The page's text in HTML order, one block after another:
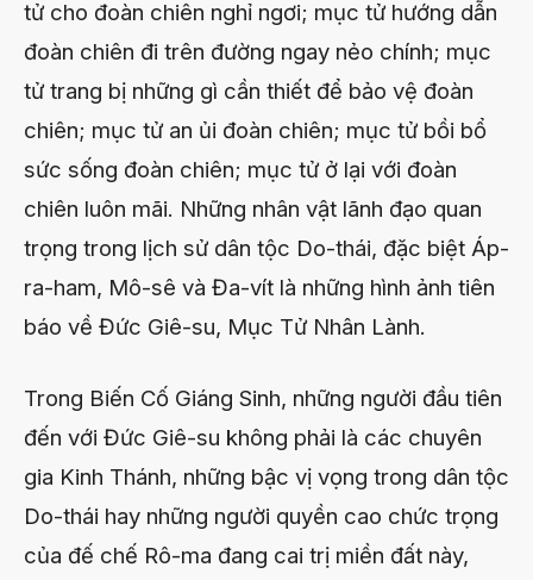
tử cho đoàn chiên nghỉ ngơi; mục tử hướng dẫn
đoàn chiên đi trên đường ngay nẻo chính; mục
tử trang bị những gì cần thiết để bảo vệ đoàn
chiên; mục tử an ủi đoàn chiên; mục tử bồi bổ
sức sống đoàn chiên; mục tử ở lại với đoàn
chiên luôn mãi. Những nhân vật lãnh đạo quan
trọng trong lịch sử dân tộc Do-thái, đặc biệt Áp-
ra-ham, Mô-sê và Đa-vít là những hình ảnh tiên
báo về Đức Giê-su, Mục Tử Nhân Lành.
Trong Biến Cố Giáng Sinh, những người đầu tiên
đến với Đức Giê-su không phải là các chuyên
gia Kinh Thánh, những bậc vị vọng trong dân tộc
Do-thái hay những người quyền cao chức trọng
của đế chế Rô-ma đang cai trị miền đất này,